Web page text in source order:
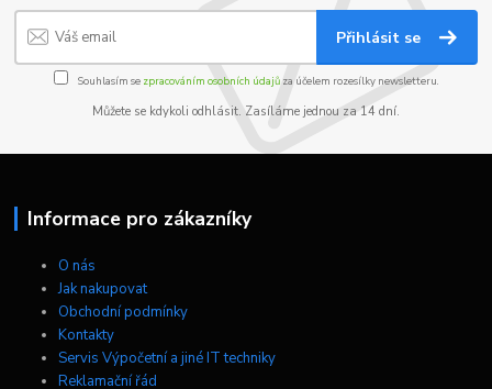
Přihlásit se
Souhlasím se zpracováním osobních údajůza účelem rozesílky newsletteru.
Můžete se kdykoli odhlásit. Zasíláme jednou za 14 dní.
Informace pro zákazníky
O nás
Jak nakupovat
Obchodní podmínky
Kontakty
Servis Výpočetní a jiné IT techniky
Reklamační řád